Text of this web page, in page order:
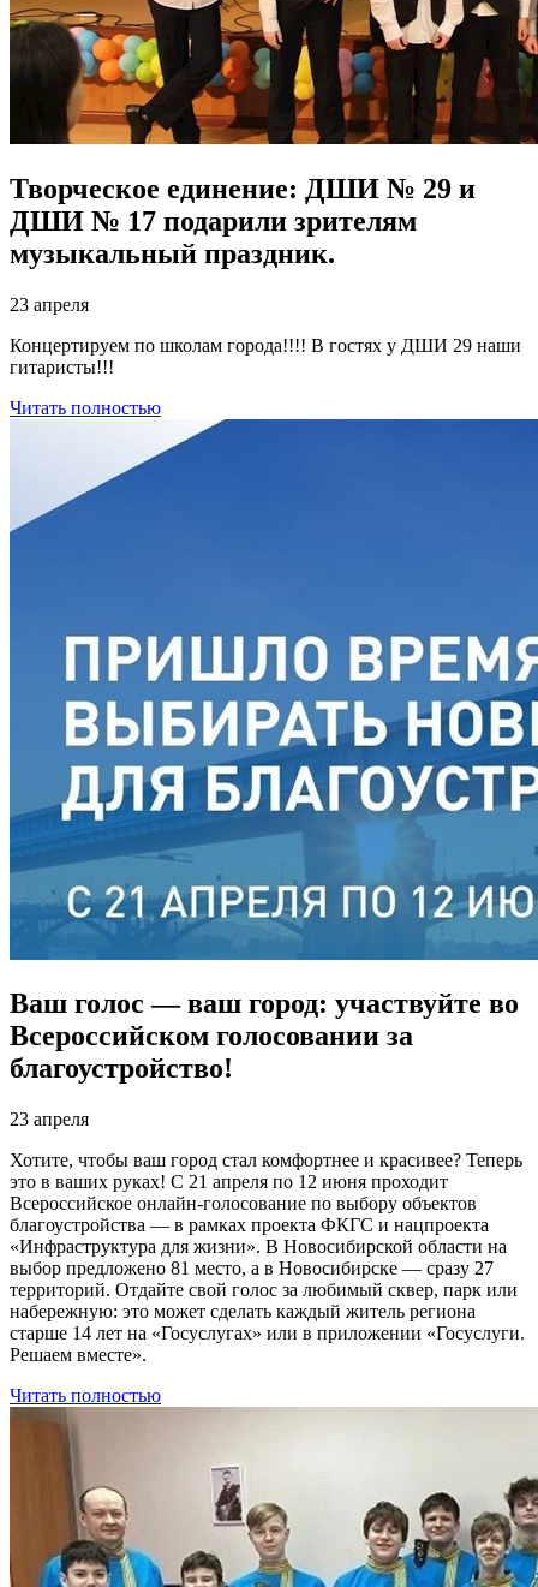
Творческое единение: ДШИ № 29 и
ДШИ № 17 подарили зрителям
музыкальный праздник.
23 апреля
Концертируем по школам города!!!! В гостях у ДШИ 29 наши
гитаристы!!!
Читать полностью
Ваш голос — ваш город: участвуйте во
Всероссийском голосовании за
благоустройство!
23 апреля
Хотите, чтобы ваш город стал комфортнее и красивее? Теперь
это в ваших руках! С 21 апреля по 12 июня проходит
Всероссийское онлайн‑голосование по выбору объектов
благоустройства — в рамках проекта ФКГС и нацпроекта
«Инфраструктура для жизни». В Новосибирской области на
выбор предложено 81 место, а в Новосибирске — сразу 27
территорий. Отдайте свой голос за любимый сквер, парк или
набережную: это может сделать каждый житель региона
старше 14 лет на «Госуслугах» или в приложении «Госуслуги.
Решаем вместе».
Читать полностью